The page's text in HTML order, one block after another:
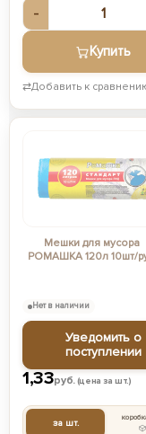
-
Купить
⇄Добавить к
Мешки для мусора
РОМАШКА 120л 10шт/
1,33руб.(цена за шт.)
за шт.
Нет в наличии
Уведомить о
поступлении